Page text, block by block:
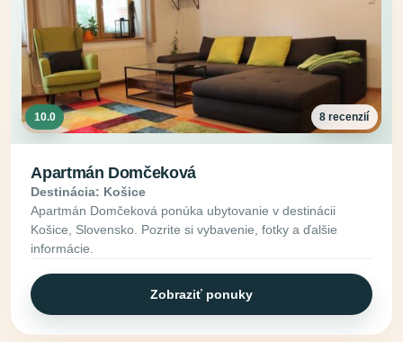
10.0 8 recenzií
Apartmán Domčeková
Destinácia: Košice
Apartmán Domčeková ponúka ubytovanie v destinácii
Košice, Slovensko. Pozrite si vybavenie, fotky a ďalšie
informácie.
Zobraziť ponuky